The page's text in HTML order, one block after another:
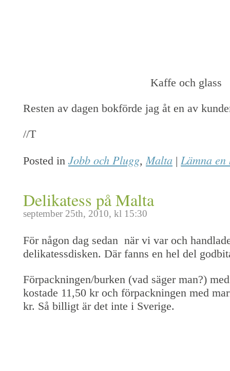
Kaffe och glass
Resten av dagen bokförde jag åt en av
//T
Posted in Jobb och Plugg,Malta | Lämna en
Delikatess på Malta
september 25th, 2010, kl 15:30
För någon dag sedan när vi var och
delikatessdisken. Där fanns en hel del
Förpackningen/burken (vad säger man?)
kostade 11,50 kr och förpackningen med
kr. Så billigt är det inte i Sverige.